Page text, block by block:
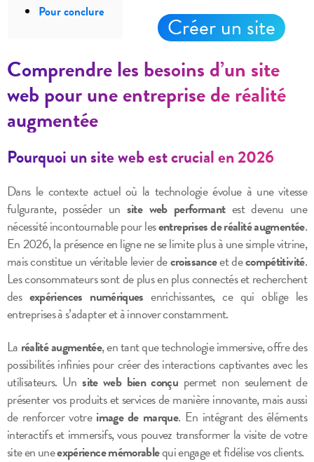
Pour conclure
Créer un site
Comprendre les besoins d’un site
web pour une entreprise de réalité
augmentée
Pourquoi un site web est crucial en 2026
Dans le contexte actuel où la technologie évolue à une vitesse
fulgurante, posséder un site web performantest devenu une
nécessité incontournable pour lesentreprises de réalité augmentée.
En 2026, la présence en ligne ne se limite plus à une simple vitrine,
mais constitue un véritable levier decroissanceet decompétitivité.
Les consommateurs sont de plus en plus connectés et recherchent
des expériences numériques enrichissantes, ce qui oblige les
entreprises à s’adapter et à innover constamment.
La réalité augmentée, en tant que technologie immersive, offre des
possibilités infinies pour créer des interactions captivantes avec les
utilisateurs. Unsite web bien conçu permet non seulement de
présenter vos produits et services de manière innovante, mais aussi
de renforcer votre image de marque. En intégrant des éléments
interactifs et immersifs, vous pouvez transformer la visite de votre
site en uneexpérience mémorablequi engage et fidélise vos clients.